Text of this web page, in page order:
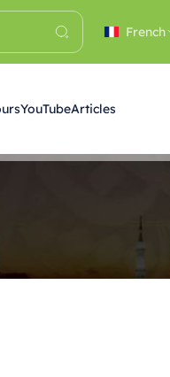
French
YouTubeArticles